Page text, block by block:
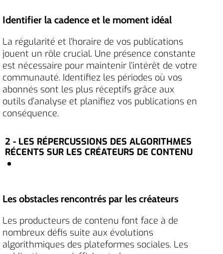
Identifier la cadence et le moment idéal
La régularité et l’horaire de vos publications
jouent un rôle crucial. Une présence constante
est nécessaire pour maintenir l’intérêt de votre
communauté. Identifiez les périodes où vos
abonnés sont les plus réceptifs grâce aux
outils d’analyse et planifiez vos publications en
conséquence.
2 - LES RÉPERCUSSIONS DES ALGORITHMES
RÉCENTS SUR LES CRÉATEURS DE CONTENU
Les obstacles rencontrés par les créateurs
Les producteurs de contenu font face à de
nombreux défis suite aux évolutions
algorithmiques des plateformes sociales. Les